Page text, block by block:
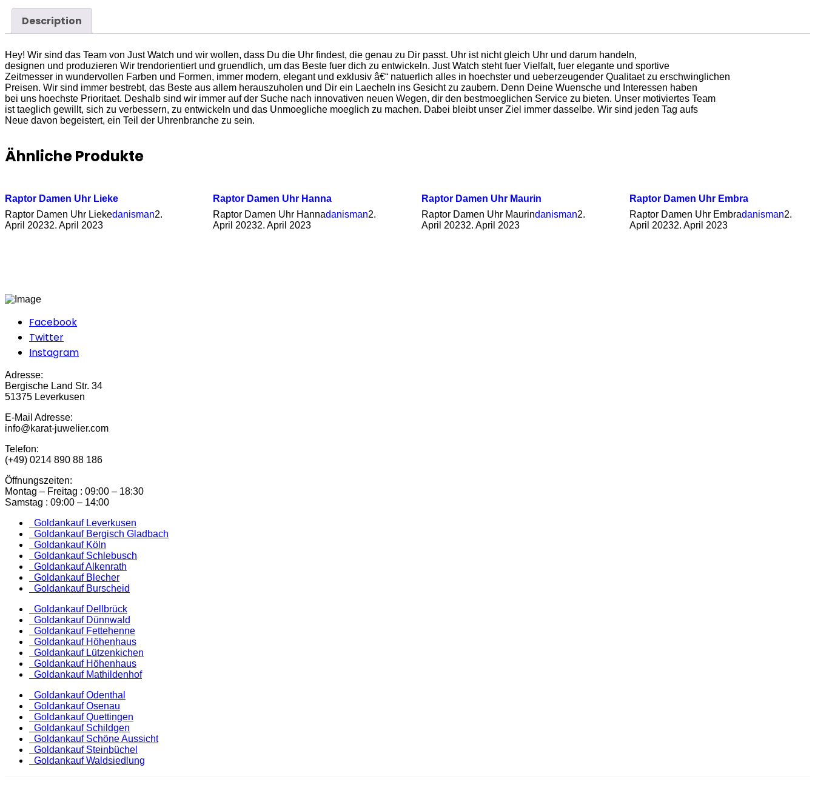
Description
Hey! Wir sind das Team von Just Watch und wir wollen, dass Du die Uhr findest, die genau zu Dir passt. Uhr ist nicht gleich Uhr und darum handeln,
designen und produzieren Wir trendorientiert und gruendlich, um das Beste fuer dich zu entwickeln. Just Watch steht fuer Vielfalt, fuer elegante und sportive
Zeitmesser in wundervollen Farben und Formen, immer modern, elegant und exklusiv â€“ natuerlich alles in hoechster und ueberzeugender Qualitaet zu erschwinglichen
Preisen. Wir sind immer bestrebt, das Beste aus allem herauszuholen und Dir ein Laecheln ins Gesicht zu zaubern. Denn Deine Wuensche und Interessen haben
bei uns hoechste Prioritaet. Deshalb sind wir immer auf der Suche nach innovativen neuen Wegen, dir den bestmoeglichen Service zu bieten. Unser motiviertes Team
ist taeglich gewillt, sich zu verbessern, zu entwickeln und das Unmoegliche moeglich zu machen. Dabei bleibt unser Ziel immer dasselbe. Wir sind jeden Tag aufs
Neue davon begeistert, ein Teil der Uhrenbranche zu sein.
Ähnliche Produkte
Raptor Damen Uhr Lieke
Raptor Damen Uhr Liekedanisman2.
April 20232. April 2023
Raptor Damen Uhr Hanna
Raptor Damen Uhr Hannadanisman2.
April 20232. April 2023
Raptor Damen Uhr Maurin
Raptor Damen Uhr Maurindanisman2.
April 20232. April 2023
Raptor Damen Uhr Embra
Raptor Damen Uhr Embradanisman2.
April 20232. April 2023
Facebook
Twitter
Instagram
Adresse:
Bergische Land Str. 34
51375 Leverkusen
E-Mail Adresse:
info@karat-juwelier.com
Telefon:
(+49) 0214 890 88 186
Öffnungszeiten:
Montag – Freitag : 09:00 – 18:30
Samstag : 09:00 – 14:00
Goldankauf Leverkusen
Goldankauf Bergisch Gladbach
Goldankauf Köln
Goldankauf Schlebusch
Goldankauf Alkenrath
Goldankauf Blecher
Goldankauf Burscheid
Goldankauf Dellbrück
Goldankauf Dünnwald
Goldankauf Fettehenne
Goldankauf Höhenhaus
Goldankauf Lützenkichen
Goldankauf Höhenhaus
Goldankauf Mathildenhof
Goldankauf Odenthal
Goldankauf Osenau
Goldankauf Quettingen
Goldankauf Schildgen
Goldankauf Schöne Aussicht
Goldankauf Steinbüchel
Goldankauf Waldsiedlung